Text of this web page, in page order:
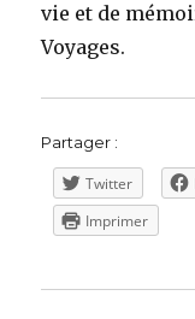
vie et de
Voyages.
Partager :
Twitter
Imprimer